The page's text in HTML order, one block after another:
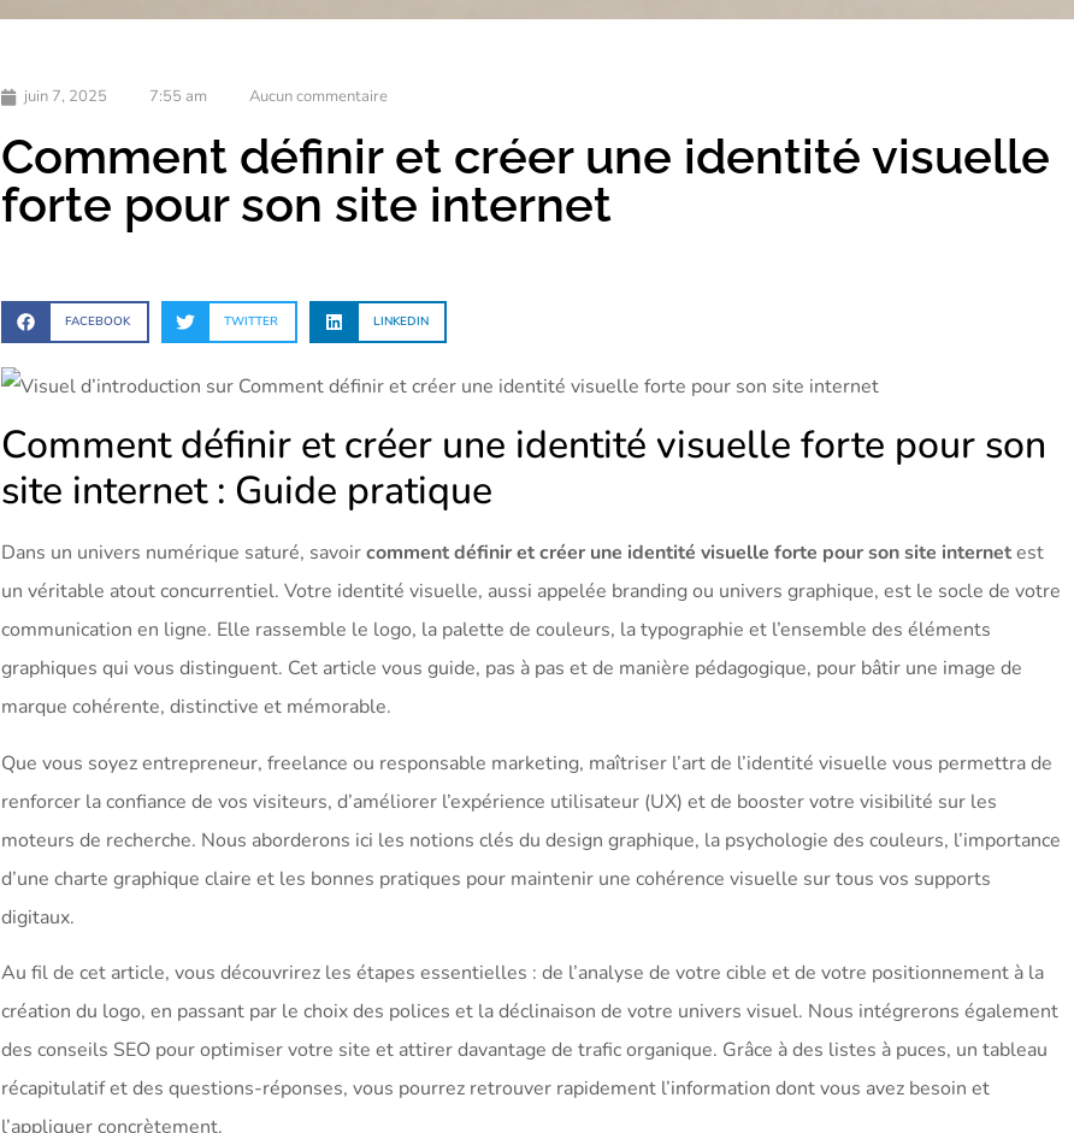
juin 7, 2025 7:55 am Aucun commentaire
Comment définir et créer une identité visuelle
forte pour son site internet
FACEBOOK TWITTER LINKEDIN
Comment définir et créer une identité visuelle forte pour son
site internet : Guide pratique
Dans un univers numérique saturé, savoircomment définir et créer une identité visuelle forte pour son site internetest
un véritable atout concurrentiel. Votre identité visuelle, aussi appelée branding ou univers graphique, est le socle de votre
communication en ligne. Elle rassemble le logo, la palette de couleurs, la typographie et l’ensemble des éléments
graphiques qui vous distinguent. Cet article vous guide, pas à pas et de manière pédagogique, pour bâtir une image de
marque cohérente, distinctive et mémorable.
Que vous soyez entrepreneur, freelance ou responsable marketing, maîtriser l’art de l’identité visuelle vous permettra de
renforcer la confiance de vos visiteurs, d’améliorer l’expérience utilisateur (UX) et de booster votre visibilité sur les
moteurs de recherche. Nous aborderons ici les notions clés du design graphique, la psychologie des couleurs, l’importance
d’une charte graphique claire et les bonnes pratiques pour maintenir une cohérence visuelle sur tous vos supports
digitaux.
Au fil de cet article, vous découvrirez les étapes essentielles : de l’analyse de votre cible et de votre positionnement à la
création du logo, en passant par le choix des polices et la déclinaison de votre univers visuel. Nous intégrerons également
des conseils SEO pour optimiser votre site et attirer davantage de trafic organique. Grâce à des listes à puces, un tableau
récapitulatif et des questions-réponses, vous pourrez retrouver rapidement l’information dont vous avez besoin et
l’appliquer concrètement.